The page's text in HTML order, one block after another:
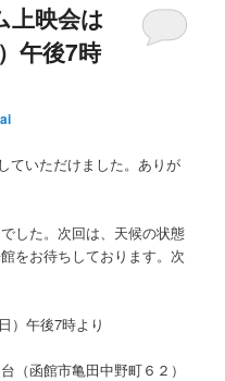
上映会は
午後7時
ていただけました。ありが
した。次回は、天候の状態
をお待ちしております。次
午後7時より
函館市亀田中野町６２）